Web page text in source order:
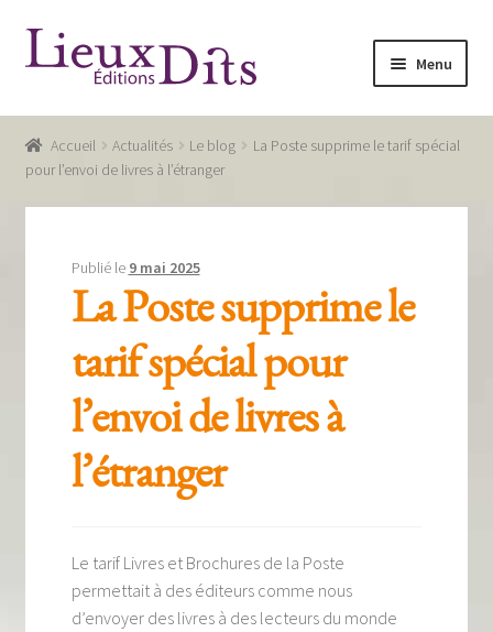
Aller
à
navigation
Aller
au
Menu
Accueil
Commande
Conditions générales de vente
Glossaire
Mentions légales / Données personnelles
Mon compte
Recevoir notre newsletter
La qualité Lieux Dits
Nous contacter
Accueil Actualités Le blog
La Poste supprime le tarif spécial
pour l’envoi de livres à l’étranger
Publié le 9 mai 2025
La Poste supprime le
tarif spécial pour
l’envoi de livres à
l’étranger
Le tarif Livres et Brochures de la Poste
permettait à des éditeurs comme nous
d’envoyer des livres à des lecteurs du monde